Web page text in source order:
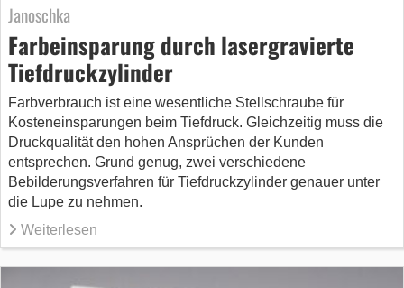
Janoschka
Farbeinsparung durch lasergravierte
Tiefdruckzylinder
Farbverbrauch ist eine wesentliche Stellschraube für
Kosteneinsparungen beim Tiefdruck. Gleichzeitig muss die
Druckqualität den hohen Ansprüchen der Kunden
entsprechen. Grund genug, zwei verschiedene
Bebilderungsverfahren für Tiefdruckzylinder genauer unter
die Lupe zu nehmen.
Weiterlesen